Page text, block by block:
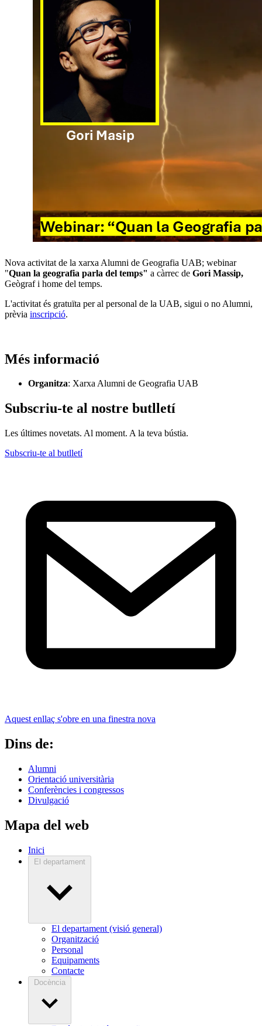
Nova activitat de la xarxa Alumni de Geografia UAB; webinar
"Quan la geografia parla del temps" a càrrec de Gori Massip,
Geògraf i home del temps.
L'activitat és gratuïta per al personal de la UAB, sigui o no Alumni,
prèvia inscripció.
Més informació
Organitza: Xarxa Alumni de Geografia UAB
Subscriu-te al nostre butlletí
Les últimes novetats. Al moment. A la teva bústia.
Subscriu-te al butlletí
Aquest enllaç s'obre en una finestra nova
Dins de:
Alumni
Orientació universitària
Conferències i congressos
Divulgació
Mapa del web
Inici
El departament
El departament (visió general)
Organització
Personal
Equipaments
Contacte
Docència